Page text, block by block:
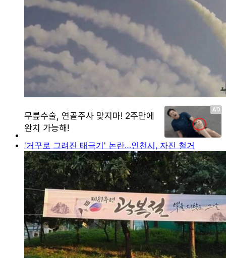
'거꾸로 그려진 태극기' 논란…인천시, 자진 철거